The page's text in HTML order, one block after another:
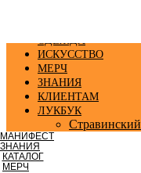
МАНИФЕСТ
ЗНАНИЯ
КАТАЛОГ
МЕРЧ
ОДЕЖДА
ИСКУССТВО
МЕРЧ
ЗНАНИЯ
КЛИЕНТАМ
ЛУКБУК
Стравинский